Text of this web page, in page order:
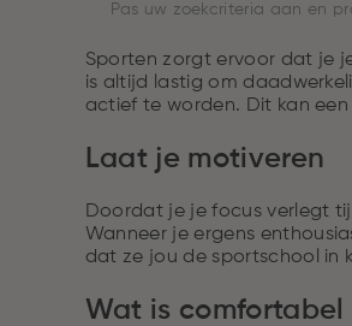
Pas uw zoekcriteria aan en
Sporten zorgt ervoor dat je
is altijd lastig om
actief te worden. Dit kan
Laat je motiveren
Doordat je je focus verlegt
Wanneer je ergens
dat ze jou de sportschool in
Wat is comfortabel